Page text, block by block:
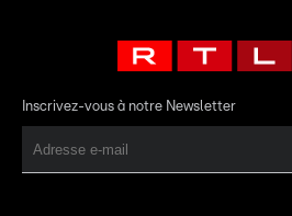
Inscrivez-vous à notre Newsletter